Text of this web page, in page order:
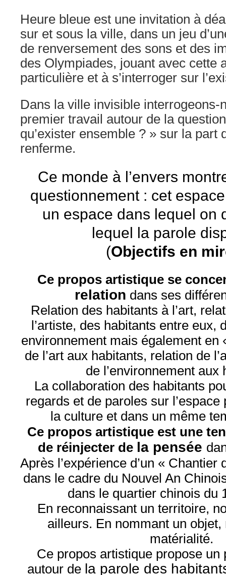
Heure bleue est une invitation à
sur et sous la ville, dans un jeu
de renversement des sons et des
des Olympiades, jouant avec cette
particulière et à s’interroger sur
Dans la ville invisible interrogeons-
premier travail autour de la
qu’exister ensemble ? » sur la part
renferme.
Ce monde à l’envers
questionnement : cet
un espace dans lequel on
lequel la parole
(Objectifs en
Ce propos artistique se
relation dans ses
Relation des habitants à l’art,
l’artiste, des habitants entre eux,
environnement mais également en
de l’art aux habitants, relation de
de l’environnement aux
La collaboration des habitants
regards et de paroles sur
la culture et dans un même
Ce propos artistique est une
de réinjecter de la pensée
Après l’expérience d’un « Chantier
dans le cadre du Nouvel An
dans le quartier chinois du
En reconnaissant un territoire,
ailleurs. En nommant un objet,
matérialité.
Ce propos artistique propose un
autour de la parole des